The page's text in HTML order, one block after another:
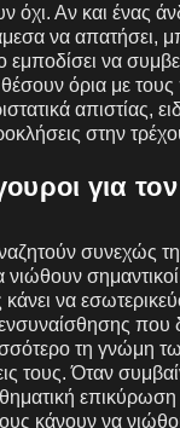
όχι. Αν και ένας
να απατήσει,
εμποδίσει να
όρια με
απιστίας,
στην
για
συνεχώς
νιώθουν
κάνει να
που
τη γνώμη
τους. Όταν
κάνουν να